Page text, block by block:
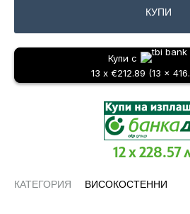
КУПИ
Купи с
13 x €212.89 (13 x
12 x 228.57
КАТЕГОРИЯ ВИСОКОСТЕННИ